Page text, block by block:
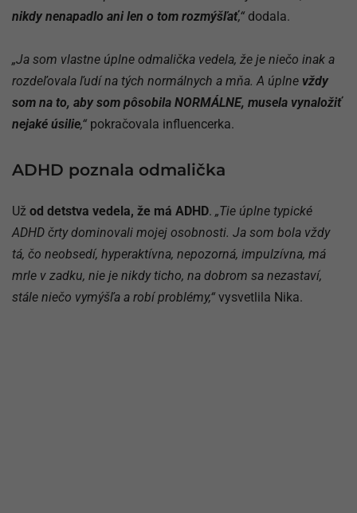
nikdy nenapadlo ani len o tom rozmýšľať,“ dodala.
„Ja som vlastne úplne odmalička vedela, že je niečo inak a
rozdeľovala ľudí na tých normálnych a mňa. A úplne vždy
som na to, aby som pôsobila NORMÁLNE, musela vynaložiť
nejaké úsilie,“ pokračovala influencerka.
ADHD poznala odmalička
Už od detstva vedela, že má ADHD. „Tie úplne typické
ADHD črty dominovali mojej osobnosti. Ja som bola vždy
tá, čo neobsedí, hyperaktívna, nepozorná, impulzívna, má
mrle v zadku, nie je nikdy ticho, na dobrom sa nezastaví,
stále niečo vymýšľa a robí problémy,“ vysvetlila Nika.